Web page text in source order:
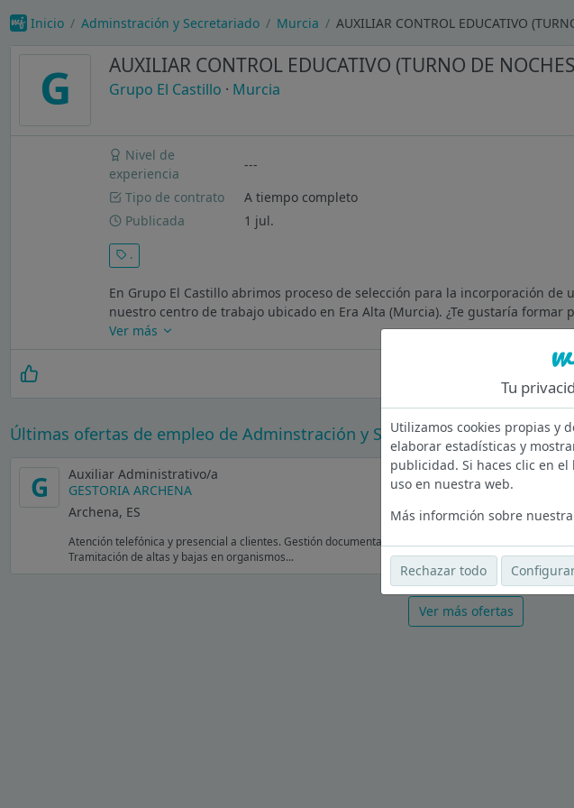
Inicio Adminstración y Secretariado Murcia AUXILIAR CONTROL EDUCATIVO
G AUXILIAR CONTROL EDUCATIVO (TURNO DE
Grupo El Castillo · Murcia
Nivel de
experiencia
---
Tipo de contrato
A tiempo completo
Publicada
1 jul.
.
En Grupo El Castillo abrimos proceso de selección para la incorporación
nuestro centro de trabajo ubicado en Era Alta (Murcia). ¿Te gustaría formar
Ver más
Últimas ofertas de empleo de Adminstración y Secretariado en Murcia
G Auxiliar Administrativo/a
GESTORIA ARCHENA
Archena, ES
Atención telefónica y presencial a clientes. Gestión documental y archivo.
Tramitación de altas y bajas en organismos...
Ver más ofertas
Tu
Utilizamos cookies propias y
elaborar estadísticas y
publicidad. Si haces clic en
uso en nuestra web.
Más informción sobre nuestra
Rechazar todo